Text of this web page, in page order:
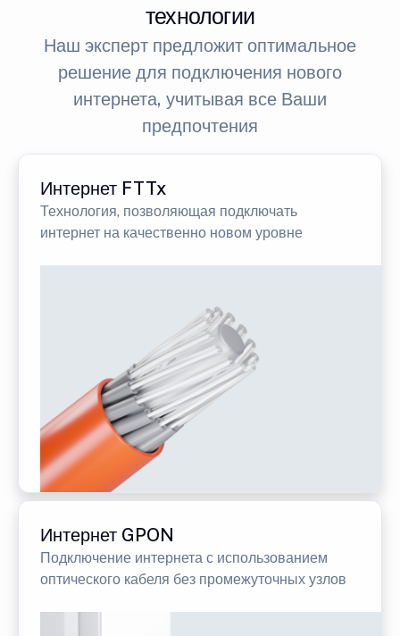
технологии
Наш эксперт предложит оптимальное
решение для подключения нового
интернета, учитывая все Ваши
предпочтения
Интернет FTTx
Технология, позволяющая подключать
интернет на качественно новом уровне
Интернет GPON
Подключение интернета с использованием
оптического кабеля без промежуточных узлов